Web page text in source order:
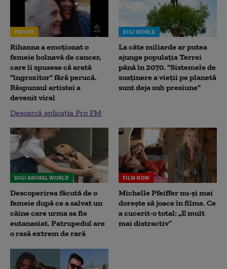
PRO FM
Rihanna a emoționat o
femeie bolnavă de cancer,
care îi spusese că arată
"îngrozitor" fără perucă.
Răspunsul artistei a
devenit viral
Descarcă aplicația Pro FM
DIGI WORLD
La câte miliarde ar putea
ajunge populația Terrei
până în 2070. "Sistemele de
susținere a vieții pe planetă
sunt deja sub presiune"
DIGI ANIMAL WORLD
Descoperirea făcută de o
femeie după ce a salvat un
câine care urma sa fie
eutanasiat. Patrupedul are
o rasă extrem de rară
FILM NOW
Michelle Pfeiffer nu-și mai
dorește să joace în filme. Ce
a cucerit-o total: „E mult
mai distractiv”